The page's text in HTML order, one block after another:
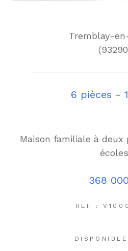
Tremblay-
6 pièces -
Maison familiale à deux
écoles
368
REF :
DISPONIBLE